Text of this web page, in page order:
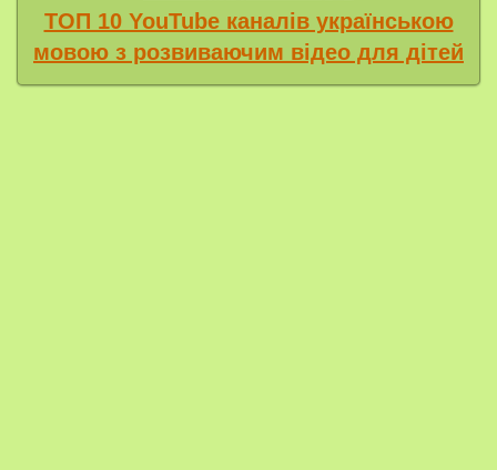
ТОП 10 YouTube каналів українською
мовою з розвиваючим відео для дітей